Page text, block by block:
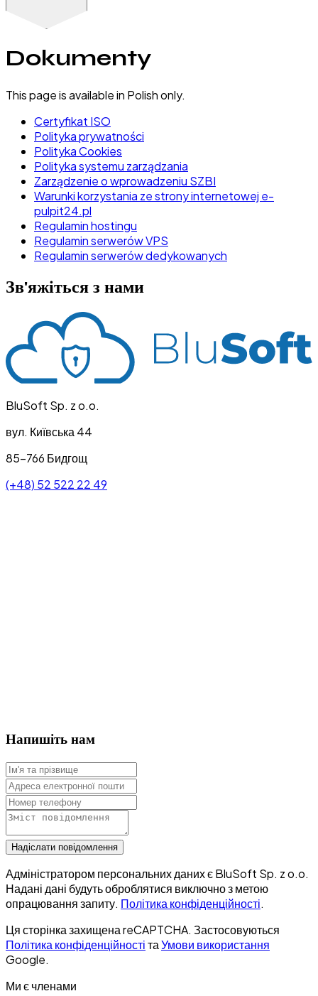
Dokumenty
This page is available in Polish only.
Certyfikat ISO
Polityka prywatności
Polityka Cookies
Polityka systemu zarządzania
Zarządzenie o wprowadzeniu SZBI
Warunki korzystania ze strony internetowej e-
pulpit24.pl
Regulamin hostingu
Regulamin serwerów VPS
Regulamin serwerów dedykowanych
Зв'яжіться з нами
BluSoft Sp. z o.o.
вул. Київська 44
85-766 Бидгощ
(+48) 52 522 22 49
Напишіть нам
Надіслати повідомлення
Адміністратором персональних даних є BluSoft Sp. z o.o.
Надані дані будуть оброблятися виключно з метою
опрацювання запиту. Політика конфіденційності.
Ця сторінка захищена reCAPTCHA. Застосовуються
Політика конфіденційностітаУмови використання
Google.
Ми є членами